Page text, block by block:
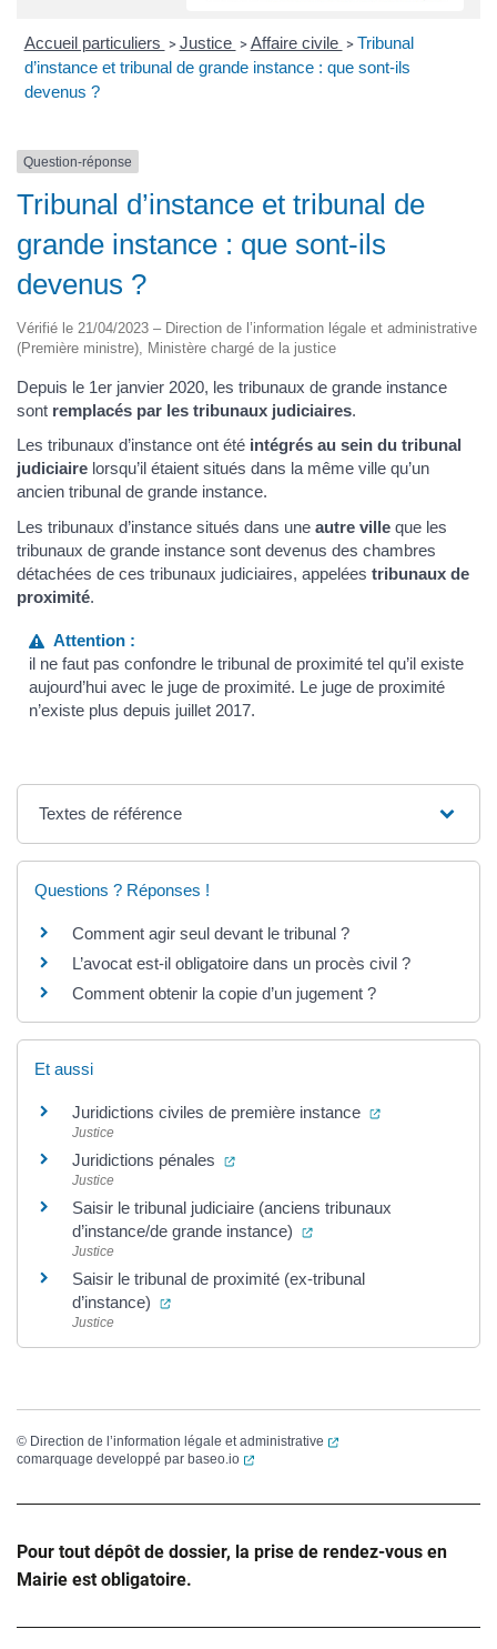
Accueil particuliers > Justice > Affaire civile > Tribunal
d’instance et tribunal de grande instance : que sont-ils
devenus ?
Question-réponse
Tribunal d’instance et tribunal de
grande instance : que sont-ils
devenus ?
Vérifié le 21/04/2023 – Direction de l’information légale et administrative
(Première ministre), Ministère chargé de la justice
Depuis le 1er janvier 2020, les tribunaux de grande instance
sont remplacés par les tribunaux judiciaires.
Les tribunaux d’instance ont été intégrés au sein du tribunal
judiciaire lorsqu’il étaient situés dans la même ville qu’un
ancien tribunal de grande instance.
Les tribunaux d’instance situés dans une autre ville que les
tribunaux de grande instance sont devenus des chambres
détachées de ces tribunaux judiciaires, appelées tribunaux de
proximité.
Attention :
il ne faut pas confondre le tribunal de proximité tel qu’il existe
aujourd’hui avec le juge de proximité. Le juge de proximité
n’existe plus depuis juillet 2017.
Textes de référence
Questions ? Réponses !
Comment agir seul devant le tribunal ?
L’avocat est-il obligatoire dans un procès civil ?
Comment obtenir la copie d’un jugement ?
Et aussi
Juridictions civiles de première instance (ouverture
Justice
Juridictions pénales (ouverture dans un nouvel onglet)
Justice
Saisir le tribunal judiciaire (anciens tribunaux
d’instance/de grande instance)
(ouverture dans un
Justice
Saisir le tribunal de proximité (ex-tribunal
d’instance)
(ouverture dans un nouvel onglet)
Justice
© Direction de l’information légale et administrative
(ouverture dans un
comarquage developpé par baseo.io (ouverture dans un nouvel onglet)
Pour tout dépôt de dossier, la prise de rendez-vous en
Mairie est obligatoire.